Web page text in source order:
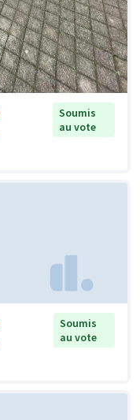
Soumis
au vote
Soumis
au vote